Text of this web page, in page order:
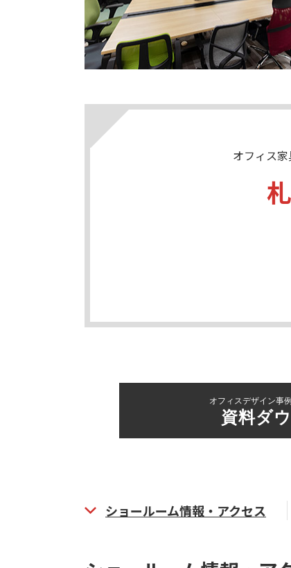
オフィス
オフィスデザイン事
資料ダ
ショールーム情報・アクセス